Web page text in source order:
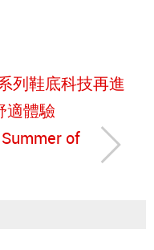
列鞋底科技再進
適體驗
of